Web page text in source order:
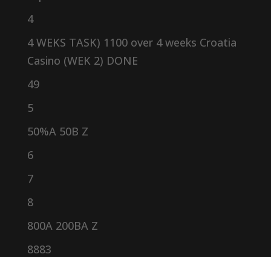
4
4 WEKS TASK) 1100 over 4 weeks Croatia
Casino (WEK 2) DONE
49
5
50%A 50B Z
6
7
8
800A 200BA Z
8883